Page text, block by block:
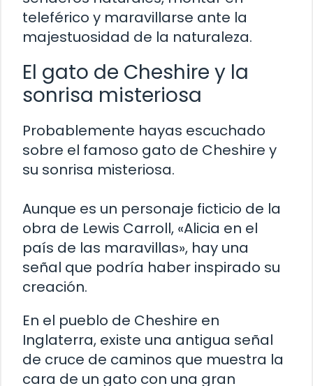
teleférico y maravillarse ante la
majestuosidad de la naturaleza.
El gato de Cheshire y la
sonrisa misteriosa
Probablemente hayas escuchado
sobre el famoso gato de Cheshire y
su sonrisa misteriosa.
Aunque es un personaje ficticio de la
obra de Lewis Carroll, «Alicia en el
país de las maravillas», hay una
señal que podría haber inspirado su
creación.
En el pueblo de Cheshire en
Inglaterra, existe una antigua señal
de cruce de caminos que muestra la
cara de un gato con una gran